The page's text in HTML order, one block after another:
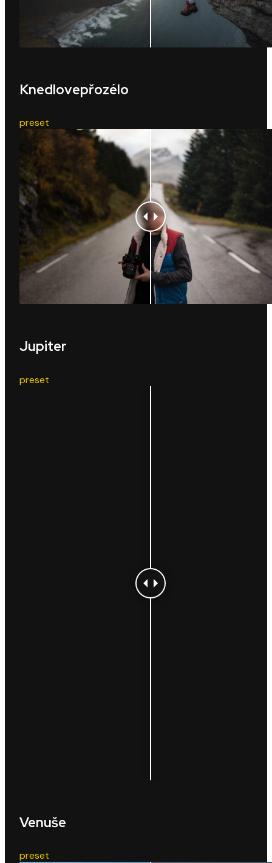
Knedlovepřozélo
preset
Jupiter
preset
Venuše
preset